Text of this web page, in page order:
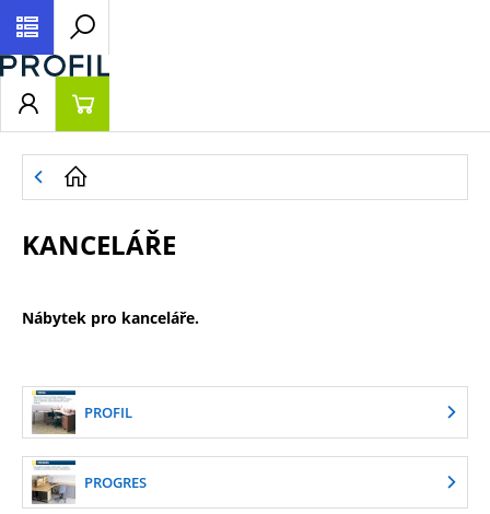
KANCELÁŘE
Nábytek pro kanceláře.
PROFIL
PROGRES